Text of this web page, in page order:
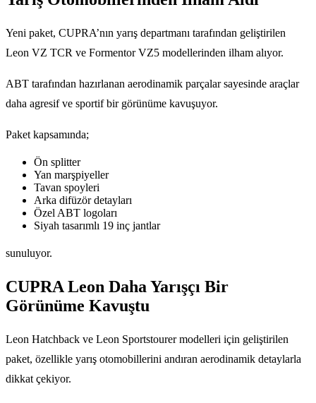
Yeni paket, CUPRA’nın yarış departmanı tarafından geliştirilen
Leon VZ TCR ve Formentor VZ5 modellerinden ilham alıyor.
ABT tarafından hazırlanan aerodinamik parçalar sayesinde araçlar
daha agresif ve sportif bir görünüme kavuşuyor.
Paket kapsamında;
Ön splitter
Yan marşpiyeller
Tavan spoyleri
Arka difüzör detayları
Özel ABT logoları
Siyah tasarımlı 19 inç jantlar
sunuluyor.
CUPRA Leon Daha Yarışçı Bir
Görünüme Kavuştu
Leon Hatchback ve Leon Sportstourer modelleri için geliştirilen
paket, özellikle yarış otomobillerini andıran aerodinamik detaylarla
dikkat çekiyor.